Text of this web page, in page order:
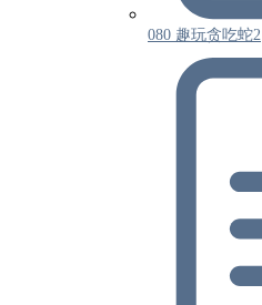
080 趣玩贪吃蛇2